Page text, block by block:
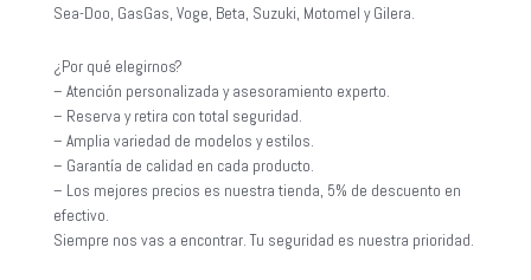
Sea-Doo, GasGas, Voge, Beta, Suzuki, Motomel y Gilera.
¿Por qué elegirnos?
– Atención personalizada y asesoramiento experto.
– Reserva y retira con total seguridad.
– Amplia variedad de modelos y estilos.
– Garantía de calidad en cada producto.
– Los mejores precios es nuestra tienda, 5% de descuento en
efectivo.
Siempre nos vas a encontrar. Tu seguridad es nuestra prioridad.